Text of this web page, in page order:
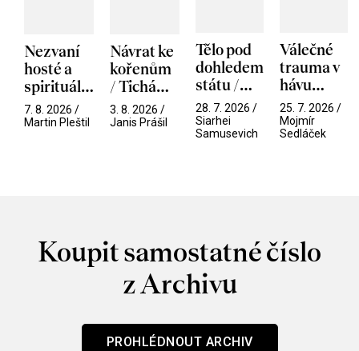
Nezvaní
hosté a
spirituální
narušitelé
z vesmíru
7. 8. 2026 /
Martin Pleštil
Návrat ke
kořenům
/ Tichá
přítelkyně
3. 8. 2026 /
Janis Prášil
Tělo pod
dohledem
státu /
Pramen
28. 7. 2026 /
Siarhei
Samusevich
Válečné
trauma v
hávu
spektáklu
/ Odyssea
25. 7. 2026 /
Mojmír
Sedláček
Koupit samostatné číslo
z Archivu
PROHLÉDNOUT ARCHIV